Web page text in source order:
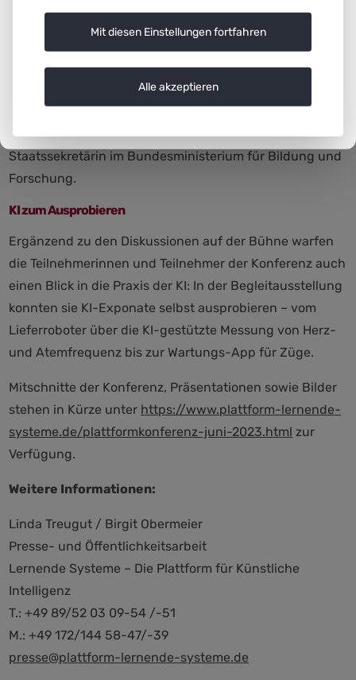
Risiken von KI setzt ein grundlegendes Wissen über die
Technologie voraus. „Informatik und speziell KI-
Kompetenz müssen schon bei Kindern und
Jugendlichen gefördert werden“, so Sabine Döring,
Staatssekretärin im Bundesministerium für Bildung und
Forschung.
KI zum Ausprobieren
Ergänzend zu den Diskussionen auf der Bühne warfen
die Teilnehmerinnen und Teilnehmer der Konferenz auch
einen Blick in die Praxis der KI: In der Begleitausstellung
konnten sie KI-Exponate selbst ausprobieren – vom
Lieferroboter über die KI-gestützte Messung von Herz-
und Atemfrequenz bis zur Wartungs-App für Züge.
Mitschnitte der Konferenz, Präsentationen sowie Bilder
stehen in Kürze unter https://www.plattform-lernende-
systeme.de/plattformkonferenz-juni-2023.html zur
Verfügung.
Weitere Informationen:
Linda Treugut / Birgit Obermeier
Presse- und Öffentlichkeitsarbeit
Lernende Systeme – Die Plattform für Künstliche
Intelligenz
T.: +49 89/52 03 09-54 /-51
M.: +49 172/144 58-47/-39
presse@plattform-lernende-systeme.de
Mit diesen Einstellungen fortfahren
Alle akzeptieren